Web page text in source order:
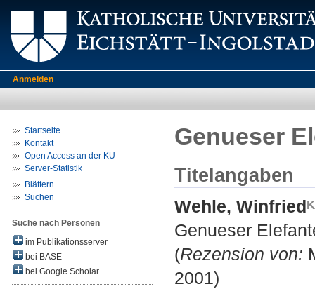
Anmelden
Startseite
Kontakt
Open Access an der KU
Server-Statistik
Blättern
Suchen
Suche nach Personen
im Publikationsserver
bei BASE
bei Google Scholar
Genueser
Titelangaben
Wehle, Winfried
Genueser
(Rezension von:
2001)